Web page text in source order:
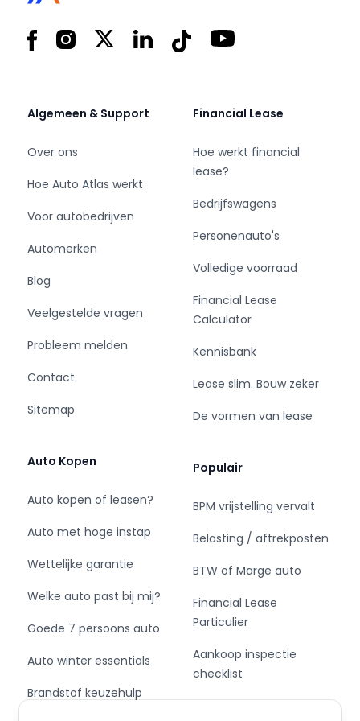
- Model: Kamiq
- APK tot: 07-11-2026
- Aantal deuren: 5
- Bouwjaar: 2019
- Kleur: grijs
- Aantal cilinders: 3
- Motorcode: DKR
- Vermogen: 85 kW / 116pk
- Ledig gewicht: 1151 kg
- Max. trekgewicht: 1200 kg
- Aantal zitplaatsen: 5
- Verbruik: 6.1 l/100 km
- BTW/Marge: Marge, de BTW is niet aftrekbaar
- Breedte: 179 cm
- Motorrijtuigenbelasting: € 166 - 182 per
- Emissieklasse: Euro 6
- Voorstoelen verwarmd
- Multimedia scherm groot
- Navigatiesysteem full map + hard disk
- Spraakbediening
FacebookInstagram
X LinkedInTiktok YouTube
Algemeen & Support
Over ons
Hoe Auto Atlas werkt
Voor autobedrijven
Automerken
Blog
Veelgestelde vragen
Probleem melden
Contact
Sitemap
Auto Kopen
Auto kopen of leasen?
Auto met hoge instap
Wettelijke garantie
Welke auto past bij mij?
Goede 7 persoons auto
Auto winter essentials
Brandstof keuzehulp
Financial Lease
Hoe werkt financial
lease?
Bedrijfswagens
Personenauto's
Volledige voorraad
Financial Lease
Calculator
Kennisbank
Lease slim. Bouw zeker
De vormen van lease
Populair
BPM vrijstelling vervalt
Belasting / aftrekposten
BTW of Marge auto
Financial Lease
Particulier
Aankoop inspectie
checklist
Private Leasen,